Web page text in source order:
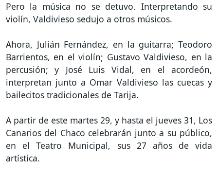
Pero la música no se detuvo. Interpretando su
violín, Valdivieso sedujo a otros músicos.
Ahora, Julián Fernández, en la guitarra; Teodoro
Barrientos, en el violín; Gustavo Valdivieso, en la
percusión; y José Luis Vidal, en el acordeón,
interpretan junto a Omar Valdivieso las cuecas y
bailecitos tradicionales de Tarija.
A partir de este martes 29, y hasta el jueves 31, Los
Canarios del Chaco celebrarán junto a su público,
en el Teatro Municipal, sus 27 años de vida
artística.